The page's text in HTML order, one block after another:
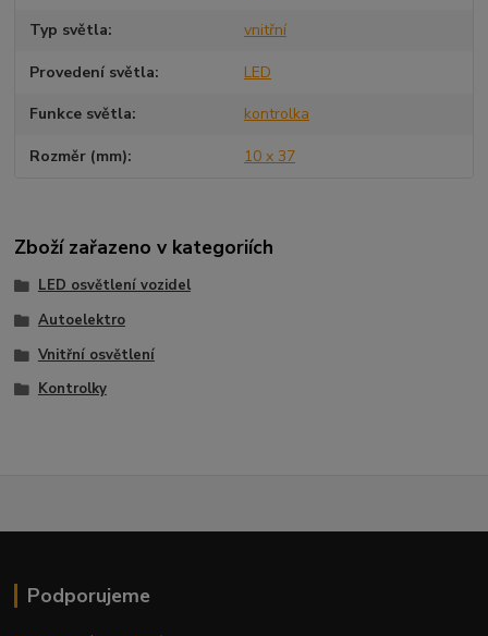
Typ světla vnitřní
Provedení světla LED
Funkce světla kontrolka
Rozměr (mm) 10 x 37
Zboží zařazeno v kategoriích
LED osvětlení vozidel
Autoelektro
Vnitřní osvětlení
Kontrolky
Podporujeme